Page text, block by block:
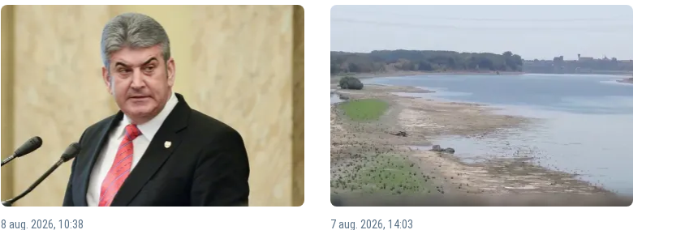
8 aug. 2026, 10:38 7 aug. 2026, 14:03